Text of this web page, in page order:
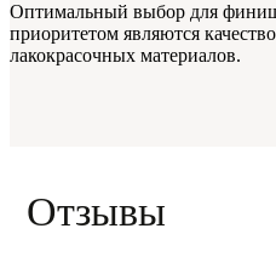
Оптимальный выбор для
приоритетом являются
лакокрасочных материалов.
Отзывы